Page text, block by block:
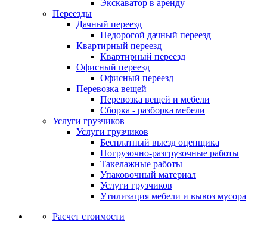
Экскаватор в аренду
Переезды
Дачный переезд
Недорогой дачный переезд
Квартирный переезд
Квартирный переезд
Офисный переезд
Офисный переезд
Перевозка вещей
Перевозка вещей и мебели
Сборка - разборка мебели
Услуги грузчиков
Услуги грузчиков
Бесплатный выезд оценщика
Погрузочно-разгрузочные работы
Такелажные работы
Упаковочный материал
Услуги грузчиков
Утилизация мебели и вывоз мусора
Расчет стоимости